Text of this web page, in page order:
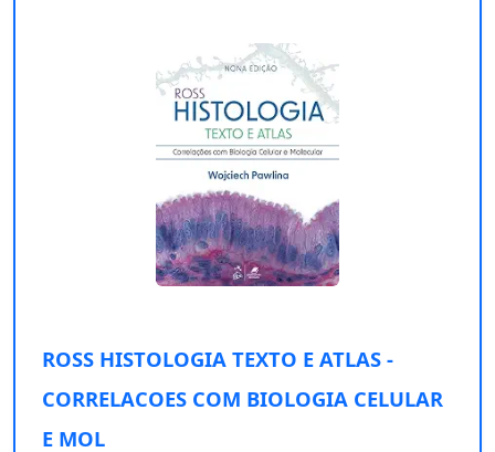
ROSS HISTOLOGIA TEXTO E ATLAS -
CORRELACOES COM BIOLOGIA CELULAR
E MOL